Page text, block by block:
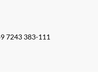
7243 383-111